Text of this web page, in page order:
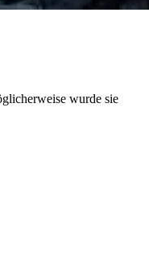
wurde sie